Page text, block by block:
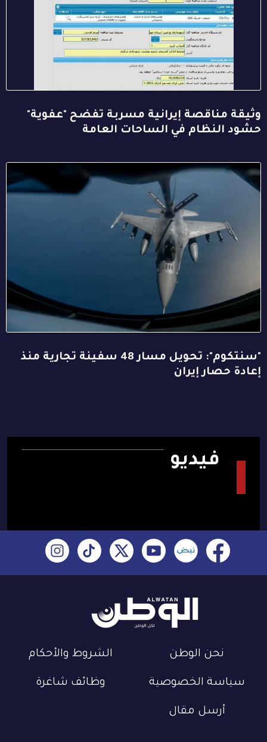
وثيقة مناقصة إيرانية مسربة تفضح "عفوية"
حشود النظام في الساحات العامة
"سنتكوم": تحويل مسار 48 سفينة تجارية منذ
إعادة حصار إيران
فيديو
نحن الوطن الشروط والأحكام
سياسة الخصوصية وظائف شاغرة
أرسل مقال